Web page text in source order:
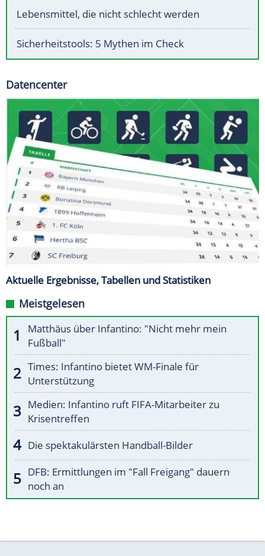
Lebensmittel, die nicht schlecht werden
Sicherheitstools: 5 Mythen im Check
Datencenter
Aktuelle Ergebnisse, Tabellen und Statistiken
Meistgelesen
Matthäus über Infantino: "Nicht mehr mein
Fußball"
Times: Infantino bietet WM-Finale für
Unterstützung
Medien: Infantino ruft FIFA-Mitarbeiter zu
Krisentreffen
Die spektakulärsten Handball-Bilder
DFB: Ermittlungen im "Fall Freigang" dauern
noch an